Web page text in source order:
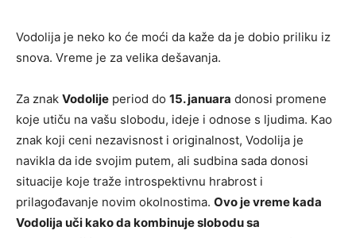
Vodolija je neko ko će moći da kaže da je dobio priliku iz
snova. Vreme je za velika dešavanja.
Za znak Vodolije period do 15. januara donosi promene
koje utiču na vašu slobodu, ideje i odnose s ljudima. Kao
znak koji ceni nezavisnost i originalnost, Vodolija je
navikla da ide svojim putem, ali sudbina sada donosi
situacije koje traže introspektivnu hrabrost i
prilagođavanje novim okolnostima. Ovo je vreme kada
Vodolija uči kako da kombinuje slobodu sa